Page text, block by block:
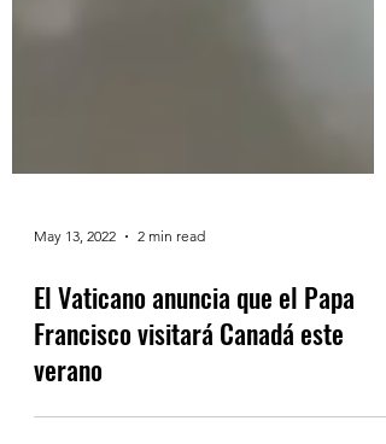
May 13, 2022 2 min read
El Vaticano anuncia que el Papa
Francisco visitará Canadá este
verano